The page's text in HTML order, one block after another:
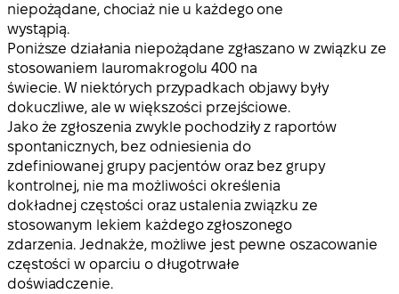
niepożądane, chociaż nie u każdego one
wystąpią.
Poniższe działania niepożądane zgłaszano w związku ze
stosowaniem lauromakrogolu 400 na
świecie. W niektórych przypadkach objawy były
dokuczliwe, ale w większości przejściowe.
Jako że zgłoszenia zwykle pochodziły z raportów
spontanicznych, bez odniesienia do
zdefiniowanej grupy pacjentów oraz bez grupy
kontrolnej, nie ma możliwości określenia
dokładnej częstości oraz ustalenia związku ze
stosowanym lekiem każdego zgłoszonego
zdarzenia. Jednakże, możliwe jest pewne oszacowanie
częstości w oparciu o długotrwałe
doświadczenie.